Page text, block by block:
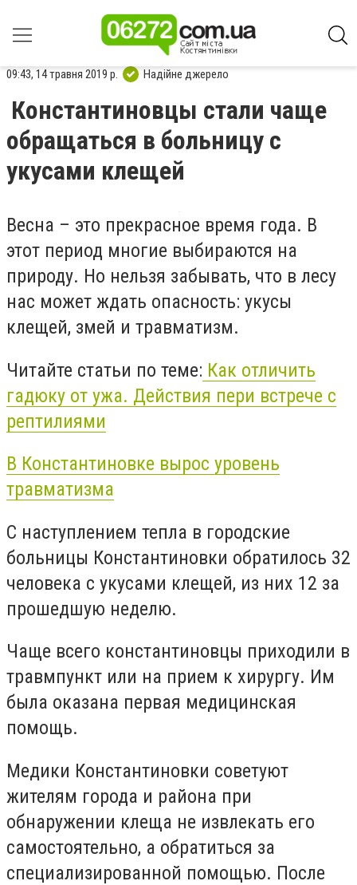
09:43, 14 травня 2019 р. Надійне джерело
Константиновцы стали чаще
обращаться в больницу с
укусами клещей
Весна – это прекрасное время года. В
этот период многие выбираются на
природу. Но нельзя забывать, что в лесу
нас может ждать опасность: укусы
клещей, змей и травматизм.
Читайте статьи по теме: Как отличить
гадюку от ужа. Действия пери встрече с
рептилиями
В Константиновке вырос уровень
травматизма
С наступлением тепла в городские
больницы Константиновки обратилось 32
человека с укусами клещей, из них 12 за
прошедшую неделю.
Чаще всего константиновцы приходили в
травмпункт или на прием к хирургу. Им
была оказана первая медицинская
помощь.
Медики Константиновки советуют
жителям города и района при
обнаружении клеща не извлекать его
самостоятельно, а обратиться за
специализированной помощью. После